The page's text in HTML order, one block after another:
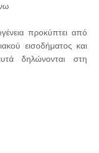
προκύπτει από
εισοδήματος και
δηλώνονται στη